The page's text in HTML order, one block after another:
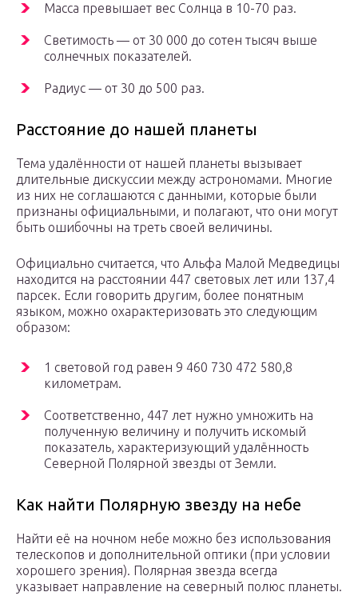
Масса превышает вес Солнца в 10-70 раз.
Светимость — от 30 000 до сотен тысяч выше
солнечных показателей.
Радиус — от 30 до 500 раз.
Расстояние до нашей планеты
Тема удалённости от нашей планеты вызывает
длительные дискуссии между астрономами. Многие
из них не соглашаются с данными, которые были
признаны официальными, и полагают, что они могут
быть ошибочны на треть своей величины.
Официально считается, что Альфа Малой Медведицы
находится на расстоянии 447 световых лет или 137,4
парсек. Если говорить другим, более понятным
языком, можно охарактеризовать это следующим
образом:
1 световой год равен 9 460 730 472 580,8
километрам.
Соответственно, 447 лет нужно умножить на
полученную величину и получить искомый
показатель, характеризующий удалённость
Северной Полярной звезды от Земли.
Как найти Полярную звезду на небе
Найти её на ночном небе можно без использования
телескопов и дополнительной оптики (при условии
хорошего зрения). Полярная звезда всегда
указывает направление на северный полюс планеты.